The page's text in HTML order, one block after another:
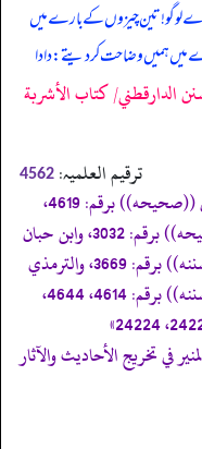
لوگو! تین چیزوں کے بارے میں
ہمیں وضاحت کر دیتے: دادا
الدارقطني/ كتاب الأشربة
ترقیم العلمیہ: 4562
«صحيح، وأخرجه البخاري فى ((صحيحه)) برقم: 4619،
5581، 5588، 5589، 7337، ومسلم فى ((صحيحه)) برقم: 3032، وابن حبان
فى ((صحيحه)) برقم: 5353، وأبو داود فى ((سننه)) برقم: 3669، والترمذي
فى ((جامعه)) برقم: 1874، والدارقطني فى ((سننه)) برقم: 4614، 4644،
في تخريج الأحاديث والآثار